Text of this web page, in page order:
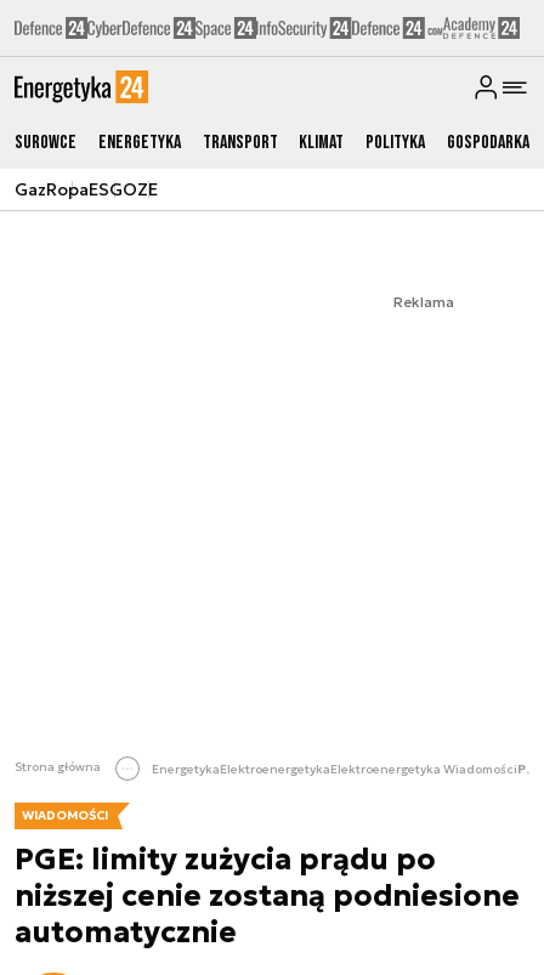
Surowce Energetyka Transport Klimat Polityka Gospodarka
GazRopaESGOZE
Reklama
Strona główna EnergetykaElektroenergetykaElektroenergetyka Wiadomości
WIADOMOŚCI
PGE: limity zużycia prądu po
niższej cenie zostaną podniesione
automatycznie